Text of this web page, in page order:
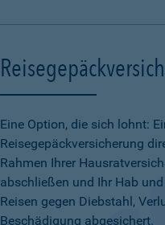
Eine Option, die sich lohnt:
Reisegepäckversicherung
Rahmen Ihrer
abschließen und Ihr Hab
Reisen gegen Diebstahl,
Beschädigung abgesichert.